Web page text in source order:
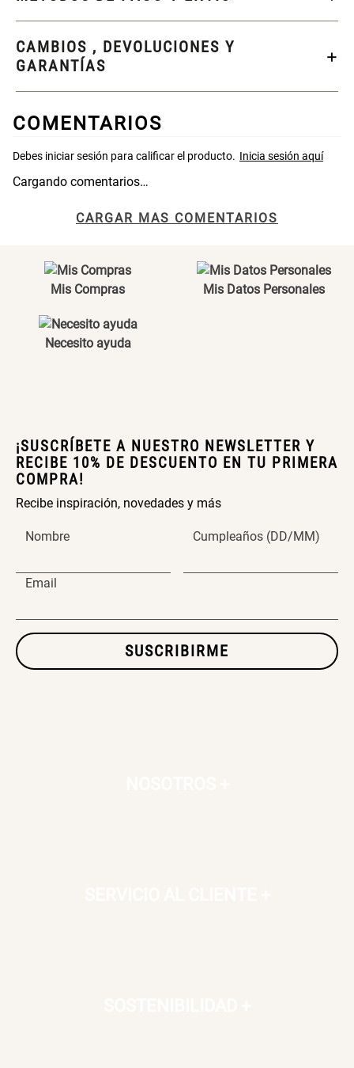
CAMBIOS , DEVOLUCIONES Y
GARANTÍAS
COMENTARIOS
Cargando comentarios…
CARGAR MAS COMENTARIOS
Mis Compras Mis Datos Personales
Necesito ayuda
¡SUSCRÍBETE A NUESTRO NEWSLETTER Y
RECIBE 10% DE DESCUENTO EN TU PRIMERA
COMPRA!
Recibe inspiración, novedades y más
Nombre Cumpleaños (DD/MM)
Email
SUSCRIBIRME
SET TELA MATERIALES